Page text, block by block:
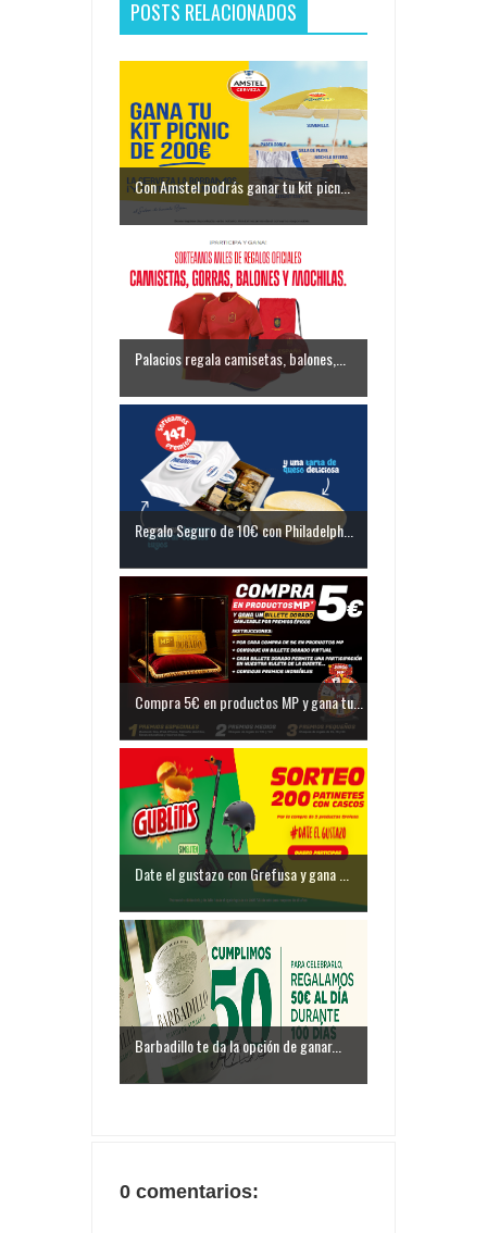
POSTS RELACIONADOS
Con Amstel podrás ganar tu kit picn...
Palacios regala camisetas, balones,...
Regalo Seguro de 10€ con Philadelph...
Compra 5€ en productos MP y gana tu...
Date el gustazo con Grefusa y gana ...
Barbadillo te da la opción de ganar...
0 comentarios: